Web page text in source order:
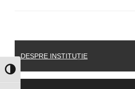
GLISOR NIVEL CONTRAST
DESPRE INSTITUȚIE